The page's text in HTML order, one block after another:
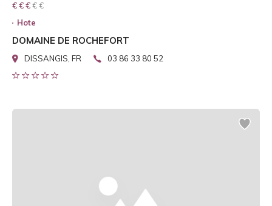
€ € € € €
€ € €
Hote
DOMAINE DE ROCHEFORT
DISSANGIS, FR 03 86 33 80 52